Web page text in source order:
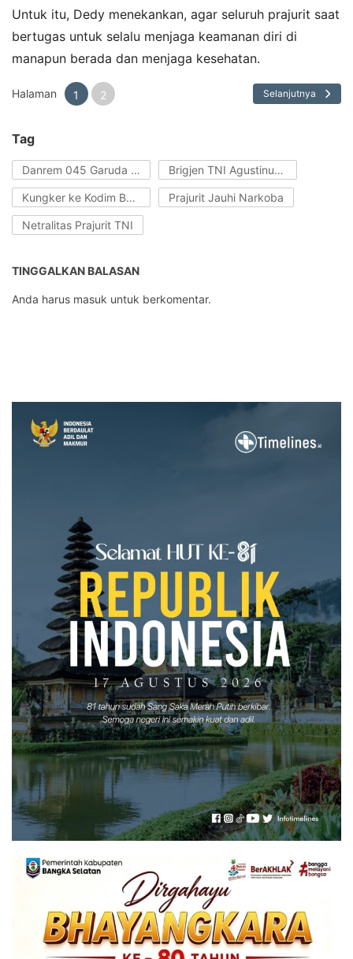
Untuk itu, Dedy menekankan, agar seluruh prajurit saat
bertugas untuk selalu menjaga keamanan diri di
manapun berada dan menjaga kesehatan.
Halaman 1 2 Selanjutnya
Tag
Danrem 045 Garuda Jaya Brigjen TNI Agustinus Dedy Prasetyo
Kungker ke Kodim Basel Prajurit Jauhi Narkoba
Netralitas Prajurit TNI
TINGGALKAN BALASAN
Anda harus masuk untuk berkomentar.